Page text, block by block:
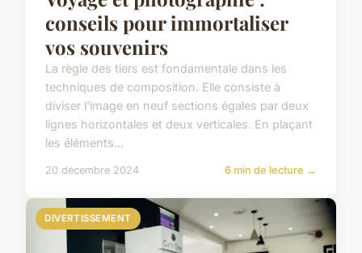
conseils pour immortaliser
vos souvenirs
La règle des tiers est fondamentale dans les
techniques de composition. Elle consiste à
diviser l'image en neuf sections égales par deux
lignes horizontales et deux verticales. En plaçant
les éléments...
20 décembre 2024 6 min de lecture →
DIVERTISSEMENT